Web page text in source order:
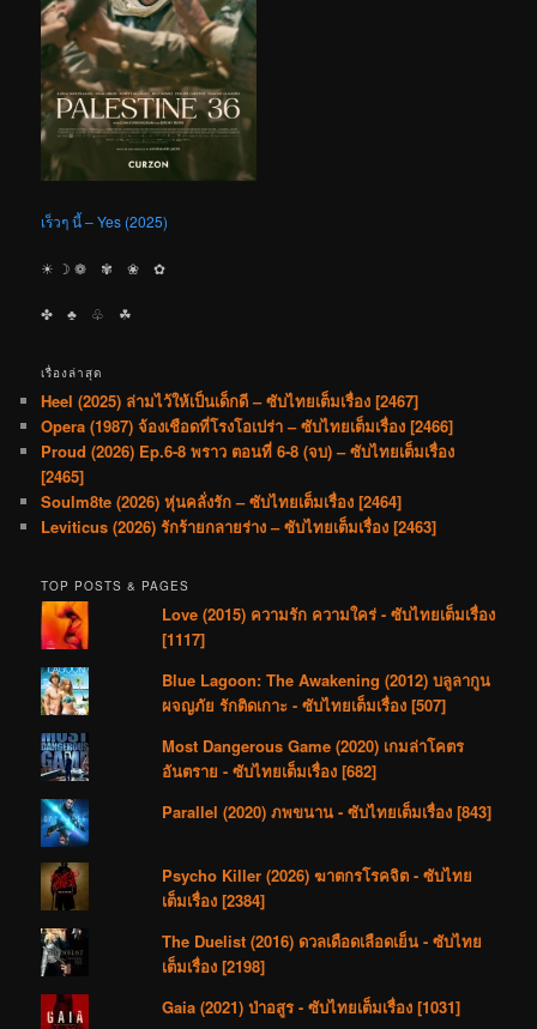
เร็วๆ นี้ – Yes (2025)
☀︎ ☽ ❁ ✾ ❀ ✿
✤ ♣︎ ♧ ☘︎
เรื่องล่าสุด
Heel (2025) ล่ามไว้ให้เป็นเด็กดี – ซับไทยเต็มเรื่อง [2467]
Opera (1987) จ้องเชือดที่โรงโอเปร่า – ซับไทยเต็มเรื่อง [2466]
Proud (2026) Ep.6-8 พราว ตอนที่ 6-8 (จบ) – ซับไทยเต็มเรื่อง
[2465]
Soulm8te (2026) หุ่นคลั่งรัก – ซับไทยเต็มเรื่อง [2464]
Leviticus (2026) รักร้ายกลายร่าง – ซับไทยเต็มเรื่อง [2463]
TOP POSTS & PAGES
Love (2015) ความรัก ความใคร่ - ซับไทยเต็มเรื่อง
[1117]
Blue Lagoon: The Awakening (2012) บลูลากูน
ผจญภัย รักติดเกาะ - ซับไทยเต็มเรื่อง [507]
Most Dangerous Game (2020) เกมล่าโคตร
อันตราย - ซับไทยเต็มเรื่อง [682]
Parallel (2020) ภพขนาน - ซับไทยเต็มเรื่อง [843]
Psycho Killer (2026) ฆาตกรโรคจิต - ซับไทย
เต็มเรื่อง [2384]
The Duelist (2016) ดวลเดือดเลือดเย็น - ซับไทย
เต็มเรื่อง [2198]
Gaia (2021) ป่าอสูร - ซับไทยเต็มเรื่อง [1031]